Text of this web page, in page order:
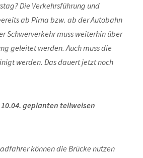
Die Verkehrsführung und
ab Pirna bzw. ab der Autobahn
Schwerverkehr muss weiterhin über
geleitet werden. Auch muss die
werden. Das dauert jetzt noch
geplanten teilweisen
können die Brücke nutzen